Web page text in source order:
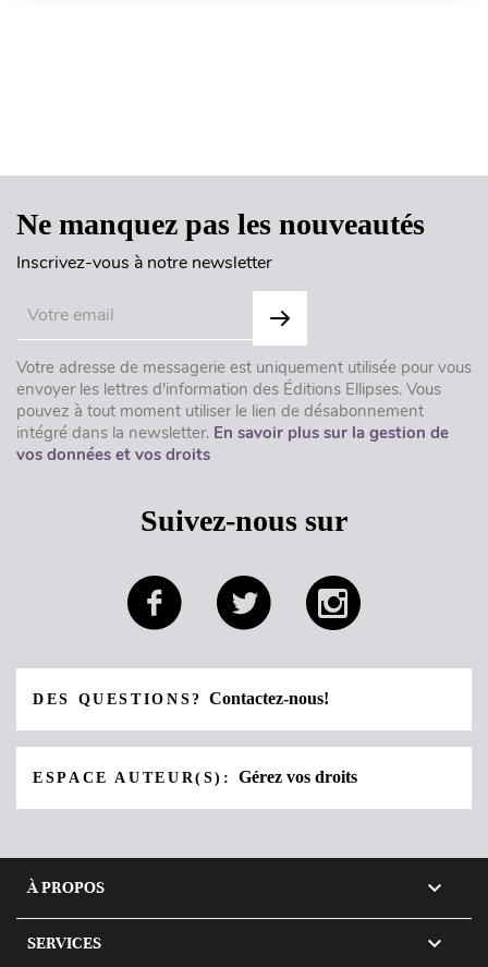
Ne manquez pas les nouveautés
Inscrivez-vous à notre newsletter
Votre adresse de messagerie est uniquement utilisée pour vous
envoyer les lettres d'information des Éditions Ellipses. Vous
pouvez à tout moment utiliser le lien de désabonnement
intégré dans la newsletter. En savoir plus sur la gestion de
vos données et vos droits
Suivez-nous sur
DES QUESTIONS?Contactez-nous!
ESPACE AUTEUR(S):Gérez vos droits
À PROPOS 
SERVICES 